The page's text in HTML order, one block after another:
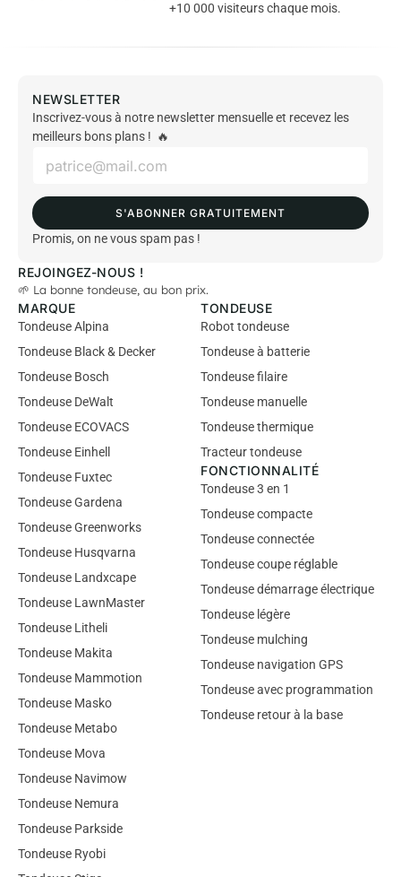
+10 000 visiteurs chaque mois.
NEWSLETTER
Inscrivez-vous à notre newsletter mensuelle et recevez les
meilleurs bons plans ! 🔥
i
l
*
S'ABONNER GRATUITEMENT
Promis, on ne vous spam pas !
REJOINGEZ-NOUS !
🌱 La bonne tondeuse, au bon prix.
MARQUE
Tondeuse Alpina
Tondeuse Black & Decker
Tondeuse Bosch
Tondeuse DeWalt
Tondeuse ECOVACS
Tondeuse Einhell
Tondeuse Fuxtec
Tondeuse Gardena
Tondeuse Greenworks
Tondeuse Husqvarna
Tondeuse Landxcape
Tondeuse LawnMaster
Tondeuse Litheli
Tondeuse Makita
Tondeuse Mammotion
Tondeuse Masko
Tondeuse Metabo
Tondeuse Mova
Tondeuse Navimow
Tondeuse Nemura
Tondeuse Parkside
Tondeuse Ryobi
TONDEUSE
Robot tondeuse
Tondeuse à batterie
Tondeuse filaire
Tondeuse manuelle
Tondeuse thermique
Tracteur tondeuse
FONCTIONNALITÉ
Tondeuse 3 en 1
Tondeuse compacte
Tondeuse connectée
Tondeuse coupe réglable
Tondeuse démarrage électrique
Tondeuse légère
Tondeuse mulching
Tondeuse navigation GPS
Tondeuse avec programmation
Tondeuse retour à la base